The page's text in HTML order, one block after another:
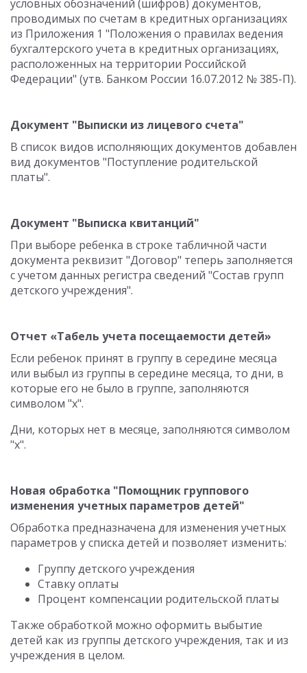
условных обозначений (шифров) документов,
проводимых по счетам в кредитных организациях
из Приложения 1 "Положения о правилах ведения
бухгалтерского учета в кредитных организациях,
расположенных на территории Российской
Федерации" (утв. Банком России 16.07.2012 № 385-П).
Документ "Выписки из лицевого счета"
В список видов исполняющих документов добавлен
вид документов "Поступление родительской
платы".
Документ "Выписка квитанций"
При выборе ребенка в строке табличной части
документа реквизит "Договор" теперь заполняется
с учетом данных регистра сведений "Состав групп
детского учреждения".
Отчет «Табель учета посещаемости детей»
Если ребенок принят в группу в середине месяца
или выбыл из группы в середине месяца, то дни, в
которые его не было в группе, заполняются
символом "х".
Дни, которых нет в месяце, заполняются символом
"х".
Новая обработка "Помощник группового
изменения учетных параметров детей"
Обработка предназначена для изменения учетных
параметров у списка детей и позволяет изменить:
Группу детского учреждения
Ставку оплаты
Процент компенсации родительской платы
Также обработкой можно оформить выбытие
детей как из группы детского учреждения, так и из
учреждения в целом.